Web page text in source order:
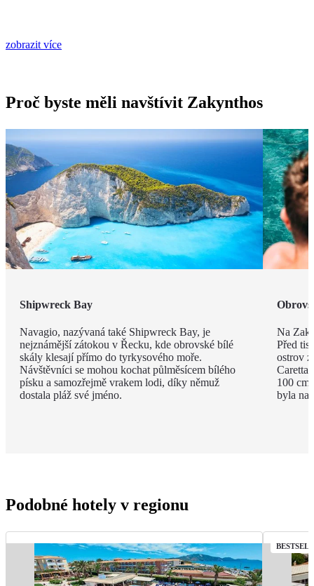
zobrazit více
Proč byste měli navštívit Zakynthos
Shipwreck Bay
Navagio, nazývaná také Shipwreck Bay, je
nejznámější zátokou v Řecku, kde obrovské bílé
skály klesají přímo do tyrkysového moře.
Návštěvníci se mohou kochat půlměsícem bílého
písku a samozřejmě vrakem lodi, díky němuž
dostala pláž své jméno.
Na
Před
ostrov
Caretta
100 cm
byla na
Podobné hotely v regionu